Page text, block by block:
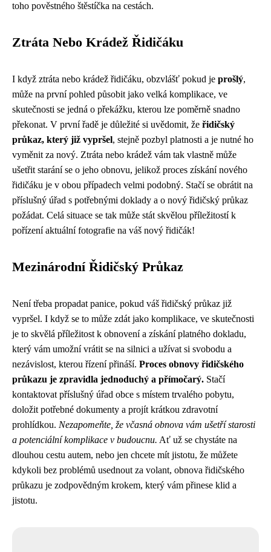
toho pověstného štěstíčka na cestách.
Ztráta Nebo Krádež Řidičáku
I když ztráta nebo krádež řidičáku, obzvlášť pokud je prošlý,
může na první pohled působit jako velká komplikace, ve
skutečnosti se jedná o překážku, kterou lze poměrně snadno
překonat. V první řadě je důležité si uvědomit, že řidičský
průkaz, který již vypršel, stejně pozbyl platnosti a je nutné ho
vyměnit za nový. Ztráta nebo krádež vám tak vlastně může
ušetřit starání se o jeho obnovu, jelikož proces získání nového
řidičáku je v obou případech velmi podobný. Stačí se obrátit na
příslušný úřad s potřebnými doklady a o nový řidičský průkaz
požádat. Celá situace se tak může stát skvělou příležitostí k
pořízení aktuální fotografie na váš nový řidičák!
Mezinárodní Řidičský Průkaz
Není třeba propadat panice, pokud váš řidičský průkaz již
vypršel. I když se to může zdát jako komplikace, ve skutečnosti
je to skvělá příležitost k obnovení a získání platného dokladu,
který vám umožní vrátit se na silnici a užívat si svobodu a
nezávislost, kterou řízení přináší. Proces obnovy řidičského
průkazu je zpravidla jednoduchý a přímočarý. Stačí
kontaktovat příslušný úřad obce s místem trvalého pobytu,
doložit potřebné dokumenty a projít krátkou zdravotní
prohlídkou. Nezapomeňte, že včasná obnova vám ušetří starosti
a potenciální komplikace v budoucnu. Ať už se chystáte na
dlouhou cestu autem, nebo jen chcete mít jistotu, že můžete
kdykoli bez problémů usednout za volant, obnova řidičského
průkazu je zodpovědným krokem, který vám přinese klid a
jistotu.